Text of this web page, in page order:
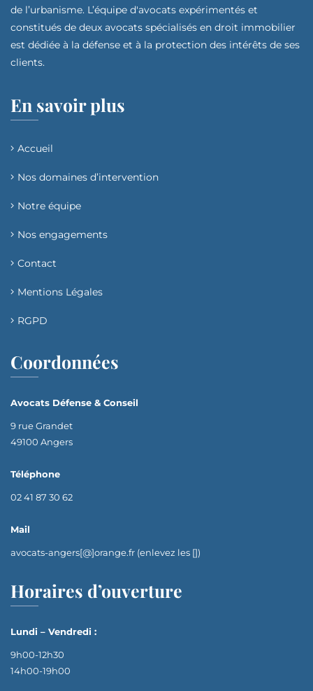
de l’urbanisme. L’équipe d'avocats expérimentés et
constitués de deux avocats spécialisés en droit immobilier
est dédiée à la défense et à la protection des intérêts de ses
clients.
En savoir plus
Accueil
Nos domaines d’intervention​
Notre équipe
Nos engagements
Contact
Mentions Légales
RGPD
Coordonnées
Avocats Défense & Conseil
9 rue Grandet
49100 Angers
Téléphone
02 41 87 30 62
Mail
avocats-angers[@]orange.fr (enlevez les [])
Horaires d’ouverture
Lundi – Vendredi :
9h00-12h30
14h00-19h00